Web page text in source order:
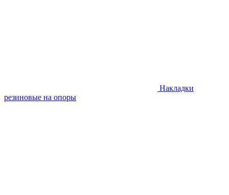
Накладки
резиновые на опоры